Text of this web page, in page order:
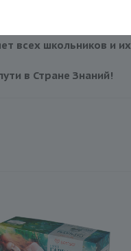
всех школьников и
в Стране Знаний!